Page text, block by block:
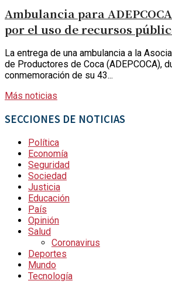
Ambulancia para
por el uso de recursos
La entrega de una ambulancia a la
de Productores de Coca (ADEPCOCA),
conmemoración de su 43...
Más noticias
SECCIONES DE NOTICIAS
Política
Economía
Seguridad
Sociedad
Justicia
Educación
País
Opinión
Salud
Coronavirus
Deportes
Mundo
Tecnología